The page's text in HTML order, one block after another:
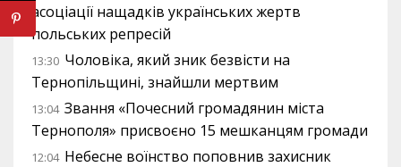
асоціації нащадків українських жертв
польських репресій
13:30 Чоловіка, який зник безвісти на
Тернопільщині, знайшли мертвим
13:04 Звання «Почесний громадянин міста
Тернополя» присвоєно 15 мешканцям громади
12:04 Небесне воїнство поповнив захисник